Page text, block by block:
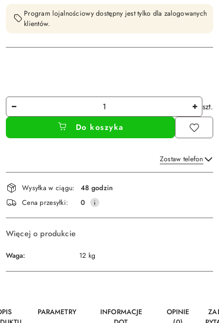
Program lojalnościowy dostępny jest tylko dla zalogowanych
klientów.
Ilość
szt.
Do koszyka
Zostaw telefon
Wyślij
Dostępność
i
dostawa
Wysyłka w ciągu:
48 godzin
Cena przesyłki:
0
Więcej o produkcie
Waga: 12 kg
PARAMETRY
INFORMACJE
OPINIE